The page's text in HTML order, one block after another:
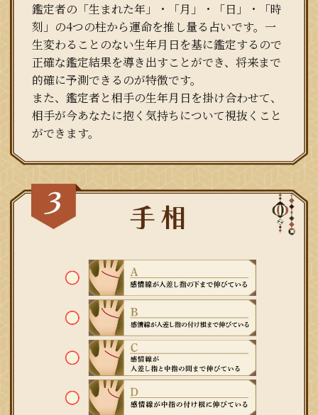
鑑定者の「生まれた年」・「月」・「日」・「時
刻」の4つの柱から運命を推し量る占いです。一
生変わることのない生年月日を基に鑑定するので
正確な鑑定結果を導き出すことができ、将来まで
的確に予測できるのが特徴です。
また、鑑定者と相手の生年月日を掛け合わせて、
相手が今あなたに抱く気持ちについて視抜くこと
ができます。